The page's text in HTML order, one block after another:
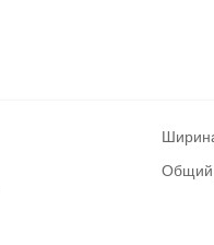
Общий